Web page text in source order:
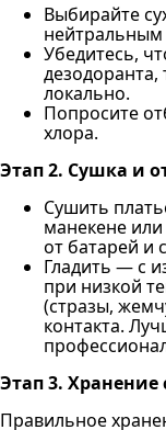
Выбирайте
нейтральным
Убедитесь,
локально.
Попросите
хлора.
Этап 2. Сушка и
Сушить
манекене
от батарей и
Гладить — с
при низкой
(стразы,
контакта.
Этап 3. Хранение
Правильное